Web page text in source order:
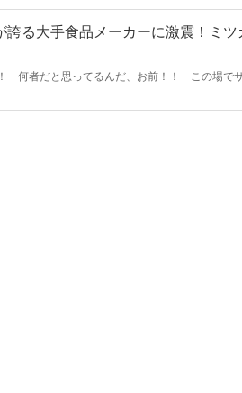
誇る大手食品メーカーに激震！ミ
！ 何者だと思ってるんだ、お前！！ この場で
埜家に日本国憲法は関係ない」。日本が誇る